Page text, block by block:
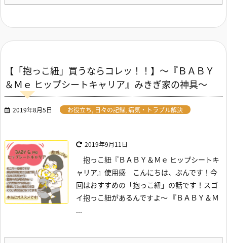
【「抱っこ紐」買うならコレッ！！】～『ＢＡＢＹ
＆Ｍｅ ヒップシートキャリア』みきぎ家の神具～
2019年8月5日 お役立ち, 日々の記録, 病気・トラブル解決
2019年9月11日
抱っこ紐『ＢＡＢＹ＆Ｍｅ ヒップシートキ
ャリア』使用感 こんにちは、ぶんです！ 今
回はおすすめの「抱っこ紐」の話です！ スゴ
イ抱っこ紐があるんですよ～ 『ＢＡＢＹ＆Ｍ
...